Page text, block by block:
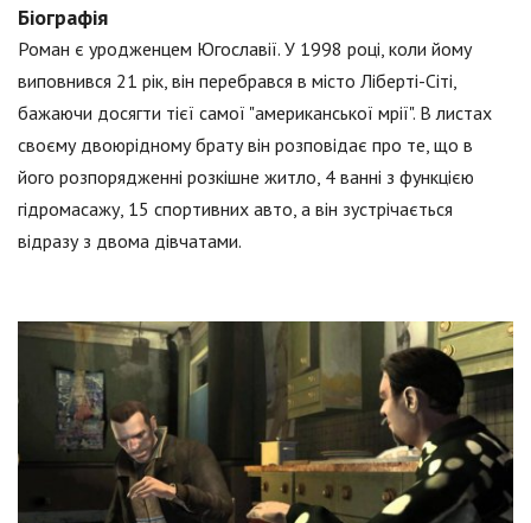
Біографія
Роман є уродженцем Югославії. У 1998 році, коли йому
виповнився 21 рік, він перебрався в місто Ліберті-Сіті,
бажаючи досягти тієї самої "американської мрії". В листах
своєму двоюрідному брату він розповідає про те, що в
його розпорядженні розкішне житло, 4 ванні з функцією
гідромасажу, 15 спортивних авто, а він зустрічається
відразу з двома дівчатами.